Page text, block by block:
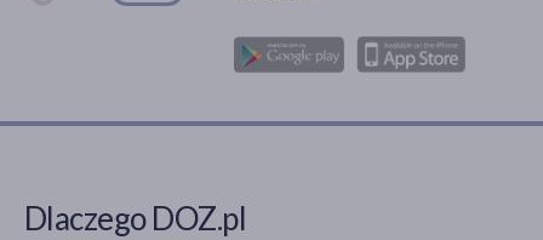
Dlaczego DOZ.pl